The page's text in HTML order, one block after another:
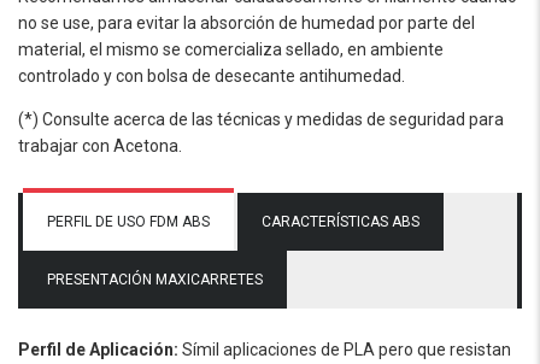
no se use, para evitar la absorción de humedad por parte del
material, el mismo se comercializa sellado, en ambiente
controlado y con bolsa de desecante antihumedad.
(*) Consulte acerca de las técnicas y medidas de seguridad para
trabajar con Acetona.
PERFIL DE USO FDM ABS CARACTERÍSTICAS ABS
PRESENTACIÓN MAXICARRETES
Perfil de Aplicación: Símil aplicaciones de PLA pero que resistan